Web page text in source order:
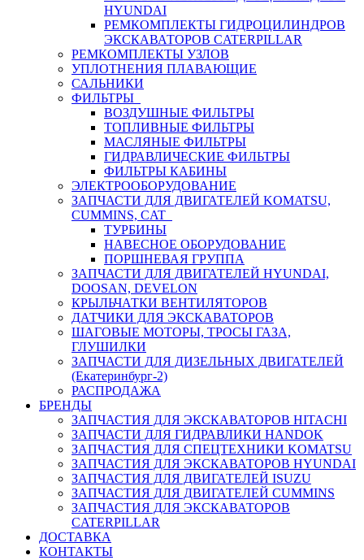
HYUNDAI
РЕМКОМПЛЕКТЫ ГИДРОЦИЛИНДРОВ
ЭКСКАВАТОРОВ CATERPILLAR
РЕМКОМПЛЕКТЫ УЗЛОВ
УПЛОТНЕНИЯ ПЛАВАЮЩИЕ
САЛЬНИКИ
ФИЛЬТРЫ
ВОЗДУШНЫЕ ФИЛЬТРЫ
ТОПЛИВНЫЕ ФИЛЬТРЫ
МАСЛЯНЫЕ ФИЛЬТРЫ
ГИДРАВЛИЧЕСКИЕ ФИЛЬТРЫ
ФИЛЬТРЫ КАБИНЫ
ЭЛЕКТРООБОРУДОВАНИЕ
ЗАПЧАСТИ ДЛЯ ДВИГАТЕЛЕЙ KOMATSU,
CUMMINS, CAT
ТУРБИНЫ
НАВЕСНОЕ ОБОРУДОВАНИЕ
ПОРШНЕВАЯ ГРУППА
ЗАПЧАСТИ ДЛЯ ДВИГАТЕЛЕЙ HYUNDAI,
DOOSAN, DEVELON
КРЫЛЬЧАТКИ ВЕНТИЛЯТОРОВ
ДАТЧИКИ ДЛЯ ЭКСКАВАТОРОВ
ШАГОВЫЕ МОТОРЫ, ТРОСЫ ГАЗА,
ГЛУШИЛКИ
ЗАПЧАСТИ ДЛЯ ДИЗЕЛЬНЫХ ДВИГАТЕЛЕЙ
(Екатеринбург-2)
РАСПРОДАЖА
БРЕНДЫ
ЗАПЧАСТИЯ ДЛЯ ЭКСКАВАТОРОВ HITACHI
ЗАПЧАСТИ ДЛЯ ГИДРАВЛИКИ HANDOK
ЗАПЧАСТИЯ ДЛЯ СПЕЦТЕХНИКИ KOMATSU
ЗАПЧАСТИЯ ДЛЯ ЭКСКАВАТОРОВ HYUNDAI
ЗАПЧАСТИЯ ДЛЯ ДВИГАТЕЛЕЙ ISUZU
ЗАПЧАСТИЯ ДЛЯ ДВИГАТЕЛЕЙ CUMMINS
ЗАПЧАСТИЯ ДЛЯ ЭКСКАВАТОРОВ
CATERPILLAR
ДОСТАВКА
КОНТАКТЫ